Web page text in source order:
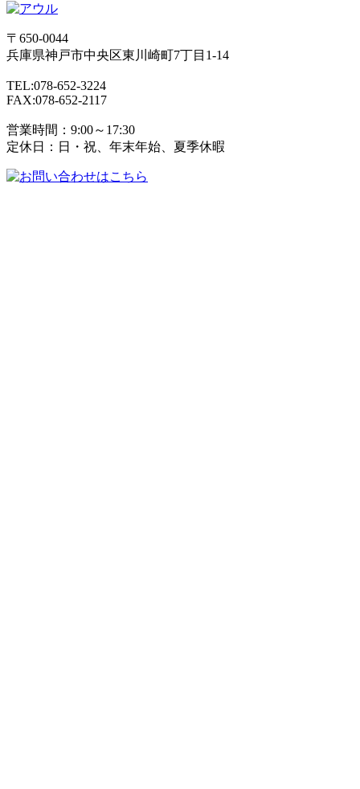
〒650-0044
兵庫県神戸市中央区東川崎町7丁目1-14
TEL:078-652-3224
FAX:078-652-2117
営業時間：9:00～17:30
定休日：日・祝、年末年始、夏季休暇